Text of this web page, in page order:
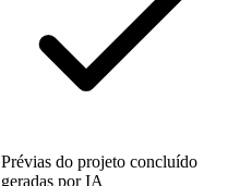
Prévias do projeto concluído
geradas por IA